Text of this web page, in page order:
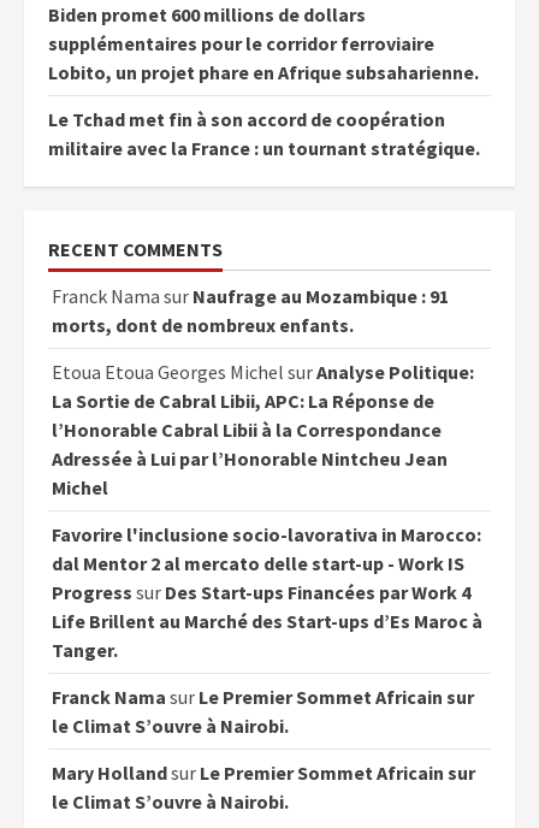
Biden promet 600 millions de dollars
supplémentaires pour le corridor ferroviaire
Lobito, un projet phare en Afrique subsaharienne.
Le Tchad met fin à son accord de coopération
militaire avec la France : un tournant stratégique.
RECENT COMMENTS
Franck Nama sur Naufrage au Mozambique : 91
morts, dont de nombreux enfants.
Etoua Etoua Georges Michel surAnalyse Politique:
La Sortie de Cabral Libii, APC: La Réponse de
l’Honorable Cabral Libii à la Correspondance
Adressée à Lui par l’Honorable Nintcheu Jean
Michel
Favorire l'inclusione socio-lavorativa in Marocco:
dal Mentor 2 al mercato delle start-up - Work IS
Progress sur Des Start-ups Financées par Work 4
Life Brillent au Marché des Start-ups d’Es Maroc à
Tanger.
Franck Nama sur Le Premier Sommet Africain sur
le Climat S’ouvre à Nairobi.
Mary Hollandsur Le Premier Sommet Africain sur
le Climat S’ouvre à Nairobi.